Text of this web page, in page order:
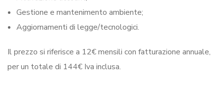
Gestione e mantenimento ambiente;
Aggiornamenti di legge/tecnologici.
Il prezzo si riferisce a 12€ mensili con fatturazione annuale,
per un totale di 144€ Iva inclusa.